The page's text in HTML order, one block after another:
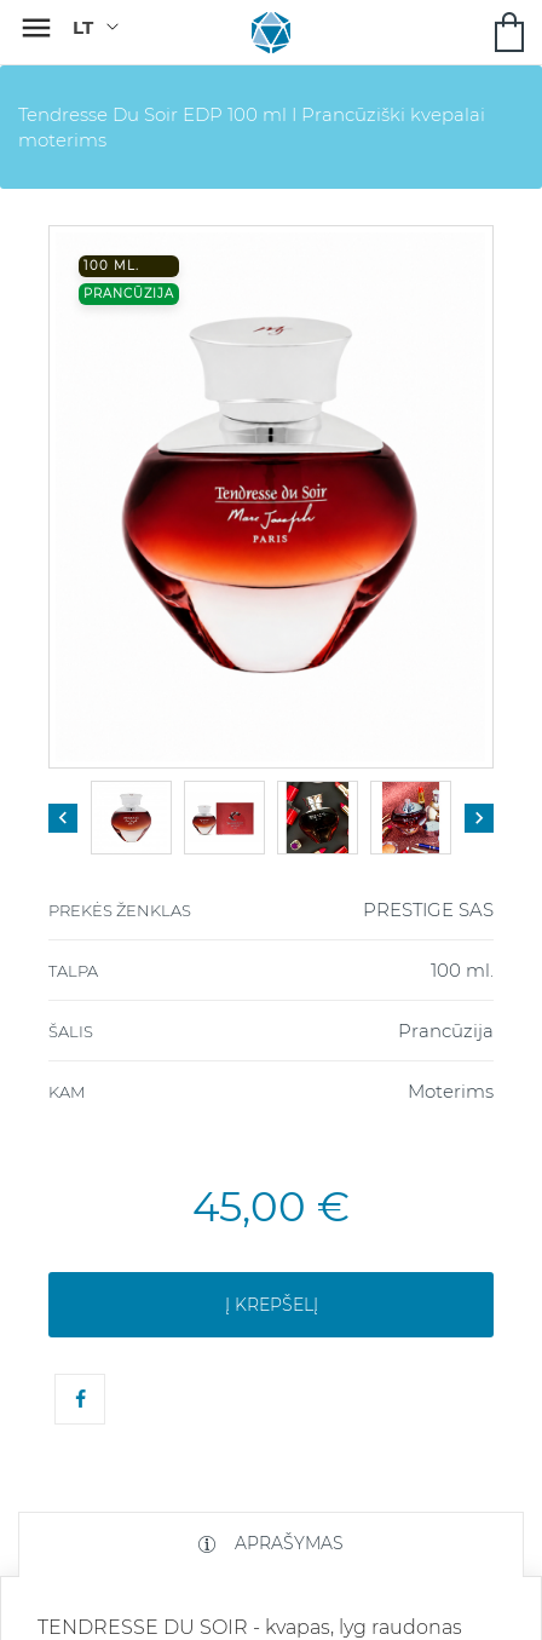

Tendresse Du Soir EDP 100 ml I Prancūziški kvepalai
moterims
100 ML.
PRANCŪZIJA
 
PREKĖS ŽENKLAS PRESTIGE SAS
TALPA 100 ml.
ŠALIS Prancūzija
KAM Moterims
45,00 €
Į KREPŠELĮ
APRAŠYMAS
TENDRESSE DU SOIR - kvapas, lyg raudonas